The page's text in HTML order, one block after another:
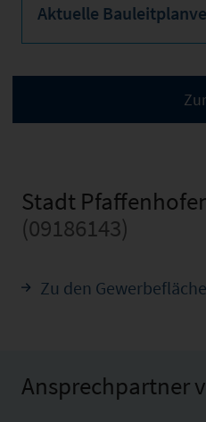
Aktuelle
Stadt
(09186143)
Zu den
Ansprechpartner